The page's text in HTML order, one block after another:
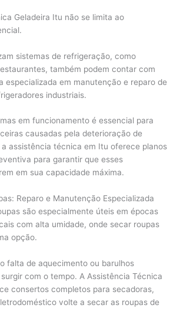
Geladeira Itu não se limita ao
sistemas de refrigeração, como
também podem contar com
especializada em manutenção e reparo de
industriais.
em funcionamento é essencial para
causadas pela deterioração de
a assistência técnica em Itu oferece planos
para garantir que esses
em sua capacidade máxima.
Reparo e Manutenção Especializada
são especialmente úteis em épocas
com alta umidade, onde secar roupas
opção.
falta de aquecimento ou barulhos
com o tempo. A Assistência Técnica
consertos completos para secadoras,
volte a secar as roupas de